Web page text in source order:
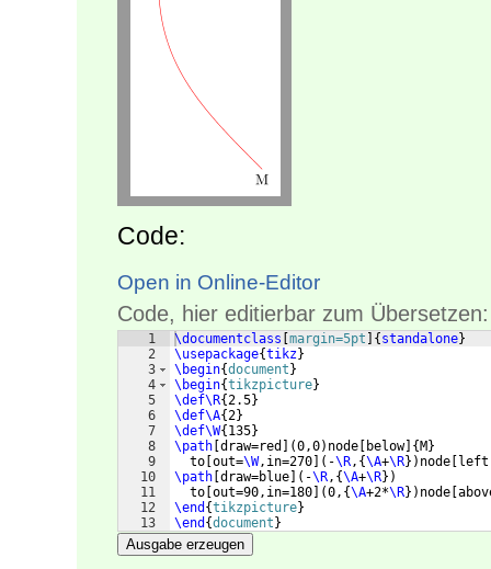
Code:
Open in Online-Editor
Code, hier editierbar zum Übersetzen:
1
2
3
4
5
6
7
8
9
10
11
12
13
\documentclass margin=5pt { standalone}
\usepackage{tikz}
\begin{document }
\begin{tikzpicture}
\def\R{2.5}
\def\A{2}
\def\W{ 135}
\path draw=red (0,0) node below] { M }
  to
out=\W,in=270 ( -\R, {\A+\R}) node left
\path draw=blue ( -\R, {\A+\R})
  to
out=90,in=180 (0, {\A+2*\R}) node
\end {tikzpicture}
\end {document }
Ausgabe erzeugen